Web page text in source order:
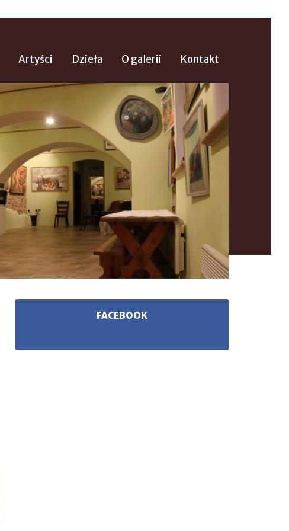
Artyści Dzieła O galerii Kontakt
FACEBOOK